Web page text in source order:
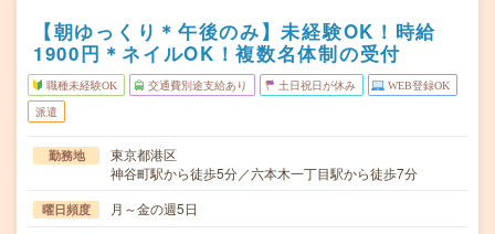
【朝ゆっくり＊午後のみ】未経験OK！時給
1900円＊ネイルOK！複数名体制の受付
職種未経験OK 交通費別途支給あり 土日祝日が休み WEB登録OK
派遣
勤務地
東京都港区
神谷町駅から徒歩5分／六本木一丁目駅から徒歩7分
曜日頻度 月～金の週5日